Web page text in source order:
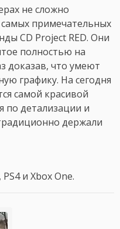
не сложно
примечательных
CD Project RED. Они
полностью на
доказав, что умеют
графику. На сегодня
самой красивой
по детализации и
держали
и Xbox One.